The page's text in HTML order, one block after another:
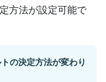
方法が設定可能で
の決定方法が変わり